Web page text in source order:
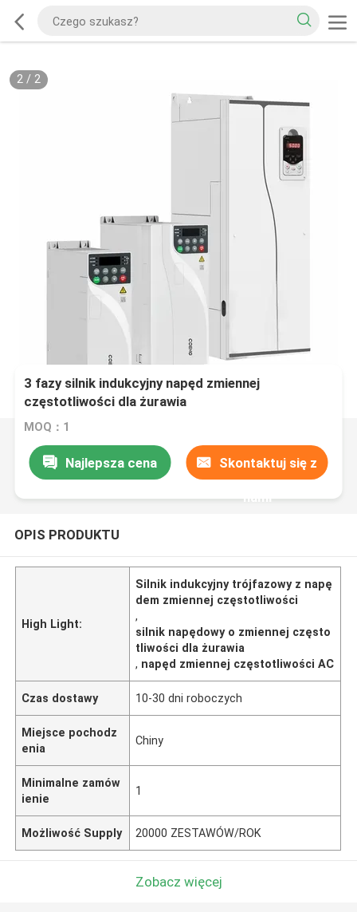
2/ 2
3 fazy silnik indukcyjny napęd zmiennej
częstotliwości dla żurawia
MOQ：1
Najlepsza cena Skontaktuj się z
nami
OPIS PRODUKTU
High Light:
Silnik indukcyjny trójfazowy z napę
dem zmiennej częstotliwości
,
silnik napędowy o zmiennej często
tliwości dla żurawia
, napęd zmiennej częstotliwości AC
Czas dostawy 10-30 dni roboczych
Miejsce pochodz
enia
Chiny
Minimalne zamów
ienie
1
Możliwość Supply 20000 ZESTAWÓW/ROK
Zobacz więcej